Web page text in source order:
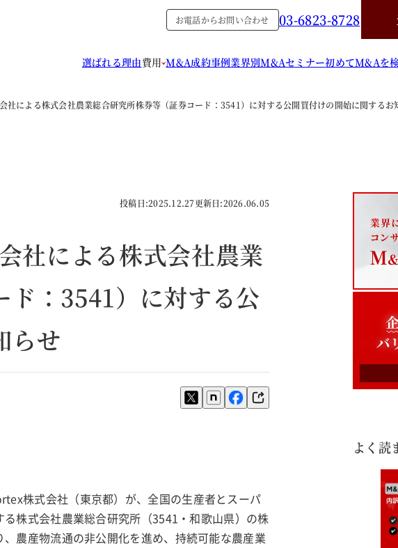
お電話からお問い合わせ 03-6823-8728
選ばれる理由費用 M&A成約事例業界別M&Aセミナー初めてM&Aを
による株式会社農業総合研究所株券等（証券コード：3541）に対する公開買付けの開始に関するお
投稿日:2025.12.27更新日:2026.06.05
による株式会社農業
ド：3541）に対する公
らせ
株式会社（東京都）が、全国の生産者とスーパ
株式会社農業総合研究所（3541・和歌山県）の株
農産物流通の非公開化を進め、持続可能な農産業
よく読